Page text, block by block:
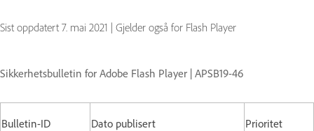
Sist oppdatert 7. mai 2021 | Gjelder også for Flash Player
Sikkerhetsbulletin for Adobe Flash Player | APSB19-46
Bulletin-ID Dato publisert Prioritet